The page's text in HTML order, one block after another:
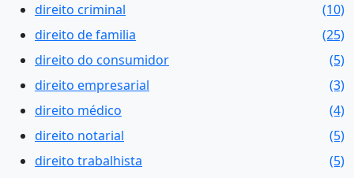
direito criminal
(10)
direito de familia
(25)
direito do consumidor
(5)
direito empresarial
(3)
direito médico
(4)
direito notarial
(5)
direito trabalhista
(5)